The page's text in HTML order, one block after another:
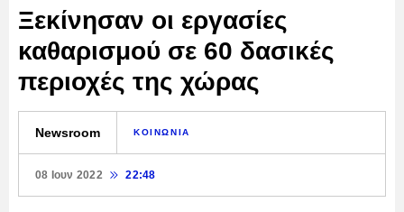
Ξεκίνησαν οι εργασίες
καθαρισμού σε 60 δασικές
περιοχές της χώρας
Newsroom ΚΟΙΝΩΝΙΑ
08 Ιουν 2022 22:48